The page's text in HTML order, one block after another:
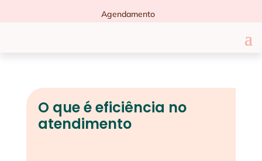
Agendamento
O que é eficiência no
atendimento